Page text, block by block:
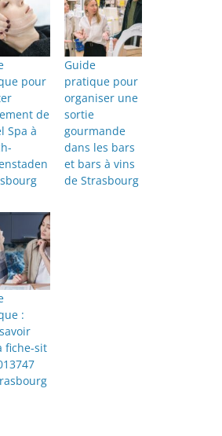
pour
de
Spa à
Guide
pratique pour
organiser une
sortie
gourmande
dans les bars
et bars à vins
de Strasbourg
:
fiche-sit